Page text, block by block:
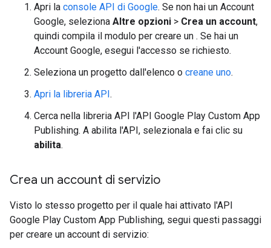
Apri la console API di Google. Se non hai un Account
Google, seleziona Altre opzioni > Crea un account,
quindi compila il modulo per creare un . Se hai un
Account Google, esegui l'accesso se richiesto.
Seleziona un progetto dall'elenco o creane uno.
Apri la libreria API.
Cerca nella libreria API l'API Google Play Custom App
Publishing. A abilita l'API, selezionala e fai clic su
abilita.
Crea un account di servizio
Visto lo stesso progetto per il quale hai attivato l'API
Google Play Custom App Publishing, segui questi passaggi
per creare un account di servizio: